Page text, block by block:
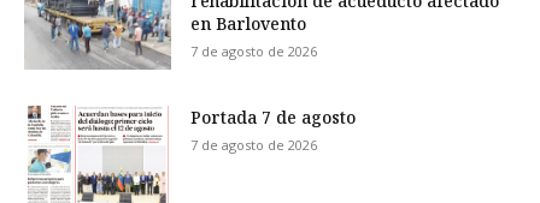
en Barlovento
7 de agosto de 2026
Portada 7 de agosto
7 de agosto de 2026